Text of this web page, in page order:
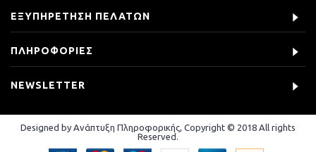
ΕΞΥΠΗΡΕΤΗΣΗ ΠΕΛΑΤΩΝ
ΠΛΗΡΟΦΟΡΙΕΣ
NEWSLETTER
Designed by Ανάπτυξη Πληροφορικής, Copyright © 2018 All rights
Reserved.